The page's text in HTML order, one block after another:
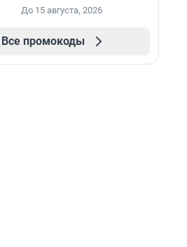
До 15 августа, 2026
Все промокоды